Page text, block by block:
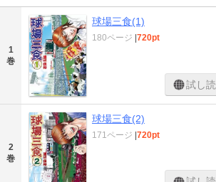
1
巻
球場三食(1)
180ページ |720pt
試し
2
巻
球場三食(2)
171ページ |720pt